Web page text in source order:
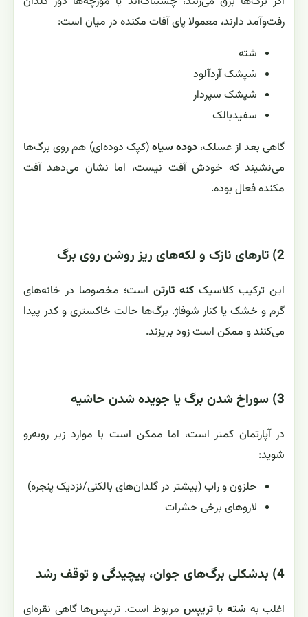
رفت‌وآمد دارند، معمولا پای آفات مکنده در میان است:
شته
شپشک آردآلود
شپشک سپردار
سفیدبالک
گاهی بعد از عسلک، دوده سیاه(کپک دوده‌ای) هم روی برگ‌ها
می‌نشیند که خودش آفت نیست، اما نشان می‌دهد آفت
مکنده فعال بوده.
2) تارهای نازک و لکه‌های ریز روشن روی برگ
این ترکیب کلاسیک کنه تارتناست؛ مخصوصا در خانه‌های
گرم و خشک یا کنار شوفاژ. برگ‌ها حالت خاکستری و کدر پیدا
می‌کنند و ممکن است زود بریزند.
3) سوراخ شدن برگ یا جویده شدن حاشیه
در آپارتمان کمتر است، اما ممکن است با موارد زیر روبه‌رو
شوید:
حلزون و راب (بیشتر در گلدان‌های بالکنی/نزدیک پنجره)
لاروهای برخی حشرات
4) بدشکلی برگ‌های جوان، پیچیدگی و توقف رشد
اغلب به شته یاتریپس مربوط است. تریپس‌ها گاهی نقره‌ای